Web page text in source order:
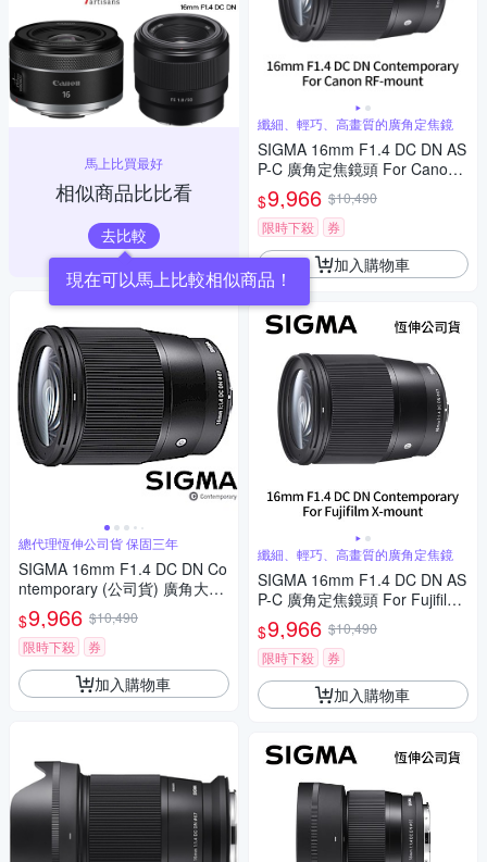
馬上比買最好
相似商品比比看
去比較
現在可以馬上比較相似商品！
總代理恆伸公司貨 保固三年
SIGMA 16mm F1.4 DC DN Co
ntemporary (公司貨) 廣角大光
圈定焦鏡 人像鏡 APS-C 無反微
單眼專用鏡頭
$9,966 $10,490
限時下殺
券
加入購物車
纖細、輕巧、高畫質的廣角定焦鏡
SIGMA 16mm F1.4 DC DN AS
P-C 廣角定焦鏡頭 For Canon
RF-mount (公司貨)
$9,966 $10,490
限時下殺
券
加入購物車
纖細、輕巧、高畫質的廣角定焦鏡
SIGMA 16mm F1.4 DC DN AS
P-C 廣角定焦鏡頭 For Fujifilm
X-mount (公司貨)
$9,966 $10,490
限時下殺
券
加入購物車